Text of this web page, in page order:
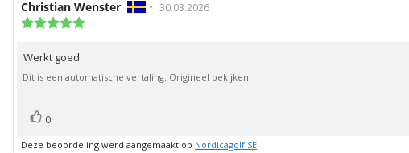
Auteur
van
beoordeling:
Christian Wenster • Beoordelingsdatum:
30.03.2026
sterren
Beoordelingstekst:
Werkt goed
Dit is een automatische vertaling. Origineel bekijken.
Stem
omhoog
0
Deze beoordeling werd aangemaakt op Nordicagolf SE